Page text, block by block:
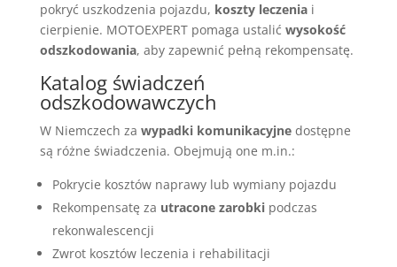
pokryć uszkodzenia pojazdu, koszty leczeniai
cierpienie. MOTOEXPERT pomaga ustalić wysokość
odszkodowania, aby zapewnić pełną rekompensatę.
Katalog świadczeń
odszkodowawczych
W Niemczech za wypadki komunikacyjnedostępne
są różne świadczenia. Obejmują one m.in.:
Pokrycie kosztów naprawy lub wymiany pojazdu
Rekompensatę za utracone zarobkipodczas
rekonwalescencji
Zwrot kosztów leczenia i rehabilitacji